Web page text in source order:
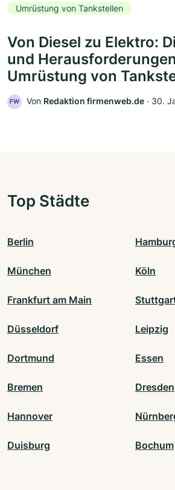
Umrüstung von Tankstellen
Von Diesel zu Elektro:
und
Umrüstung von
FW Von Redaktion firmenweb.de ‧ 30.
Top Städte
Berlin
München Köln
Frankfurt am Main
Düsseldorf Leipzig
Dortmund Essen
Bremen Dresden
Hannover
Duisburg Bochum